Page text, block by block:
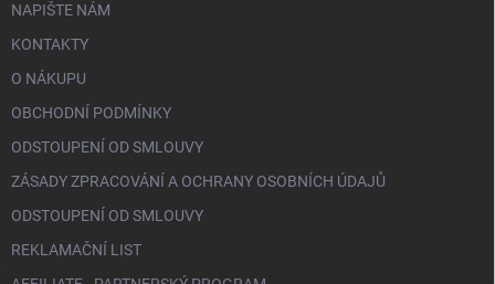
NAPIŠTE NÁM
KONTAKTY
O NÁKUPU
OBCHODNÍ PODMÍNKY
ODSTOUPENÍ OD SMLOUVY
ZÁSADY ZPRACOVÁNÍ A OCHRANY OSOBNÍCH ÚDAJŮ
ODSTOUPENÍ OD SMLOUVY
REKLAMAČNÍ LIST